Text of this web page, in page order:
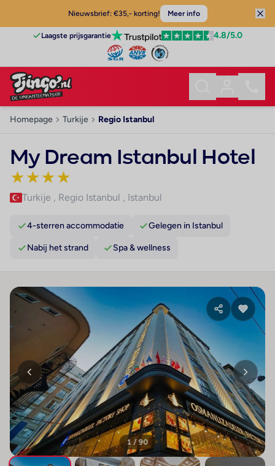
Nieuwsbrief: €35,- korting! Meer info
Laagste prijsgarantie 4.8/5.0
Homepage Turkije Regio Istanbul
My Dream Istanbul Hotel
★★★★
Turkije , Regio Istanbul , Istanbul
4-sterren accommodatie Gelegen in Istanbul
Nabij het strand Spa & wellness
1 / 90